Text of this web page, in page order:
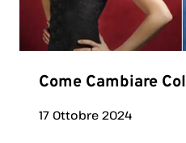
Come Cambiare
17 Ottobre 2024